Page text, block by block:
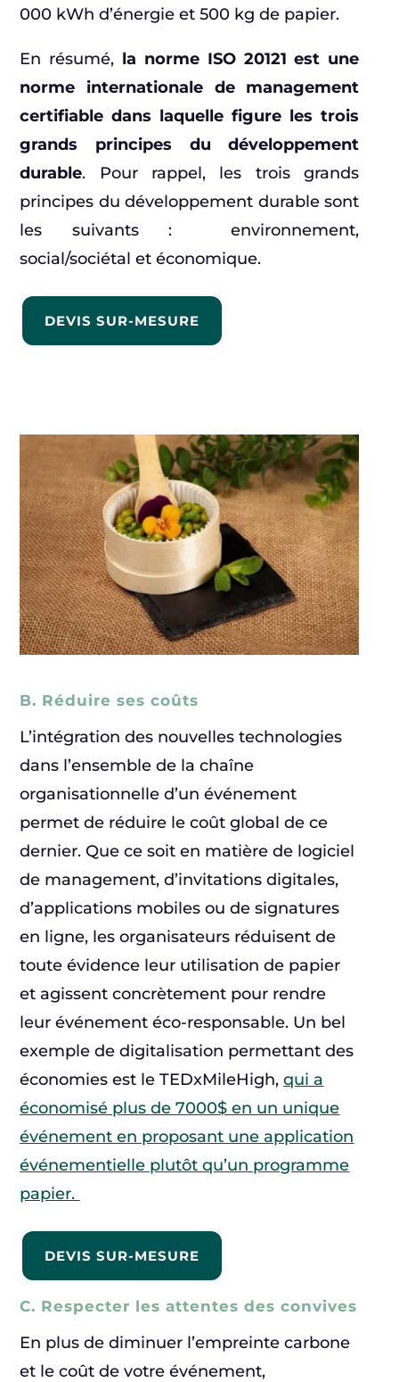
000 kWh d’énergie et 500 kg de papier.
En résumé, la norme ISO 20121 est une
norme internationale de management
certifiable dans laquelle figure les trois
grands principes du développement
durable. Pour rappel, les trois grands
principes du développement durable sont
les suivants : environnement,
social/sociétal et économique.
DEVIS SUR-MESURE
B. Réduire ses coûts
L’intégration des nouvelles technologies
dans l’ensemble de la chaîne
organisationnelle d’un événement
permet de réduire le coût global de ce
dernier. Que ce soit en matière de logiciel
de management, d’invitations digitales,
d’applications mobiles ou de signatures
en ligne, les organisateurs réduisent de
toute évidence leur utilisation de papier
et agissent concrètement pour rendre
leur événement éco-responsable. Un bel
exemple de digitalisation permettant des
économies est le TEDxMileHigh,qui a
économisé plus de 7000$ en un unique
événement en proposant une application
événementielle plutôt qu’un programme
papier.
DEVIS SUR-MESURE
C. Respecter les attentes des convives
En plus de diminuer l’empreinte carbone
et le coût de votre événement,